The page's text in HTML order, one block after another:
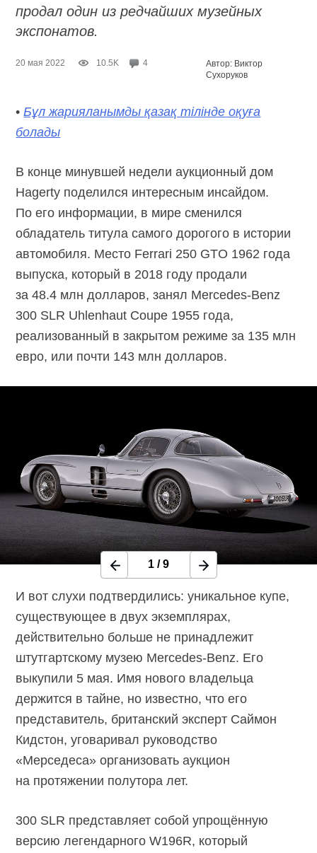
продал один из редчайших музейных
экспонатов.
20 мая 2022 10.5K 4
Автор: Виктор
Сухоруков
•Бұл жарияланымды қазақ тілінде оқуға
болады
В конце минувшей недели аукционный дом
Hagerty поделился интересным инсайдом.
По его информации, в мире сменился
обладатель титула самого дорогого в истории
автомобиля. Место Ferrari 250 GTO 1962 года
выпуска, который в 2018 году продали
за 48.4 млн долларов, занял Mercedes-Benz
300 SLR Uhlenhaut Coupe 1955 года,
реализованный в закрытом режиме за 135 млн
евро, или почти 143 млн долларов.
1 /9
И вот слухи подтвердились: уникальное купе,
существующее в двух экземплярах,
действительно больше не принадлежит
штутгартскому музею Mercedes-Benz. Его
выкупили 5 мая. Имя нового владельца
держится в тайне, но известно, что его
представитель, британский эксперт Саймон
Кидстон, уговаривал руководство
«Мерседеса» организовать аукцион
на протяжении полутора лет.
300 SLR представляет собой упрощённую
версию легендарного W196R, который